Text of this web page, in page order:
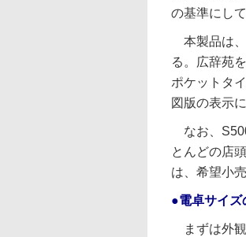
の基準にし
本製品は、
る。広辞苑
ポケットタ
図版の表示
なお、
とんどの店
は、希望小
●電卓サイズ
まずは外観